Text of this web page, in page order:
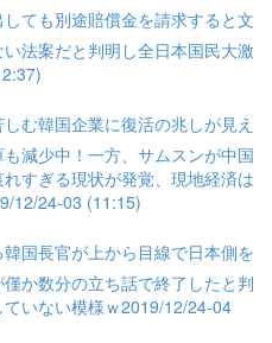
ても別途賠償金を請求すると文
法案だと判明し全日本国民大激
む韓国企業に復活の兆しが見え
減少中！一方、サムスンが中国
すぎる現状が発覚、現地経済は
12/24-03 (11:15)
国長官が上から目線で日本側を
か数分の立ち話で終了したと判
いない模様ｗ2019/12/24-04